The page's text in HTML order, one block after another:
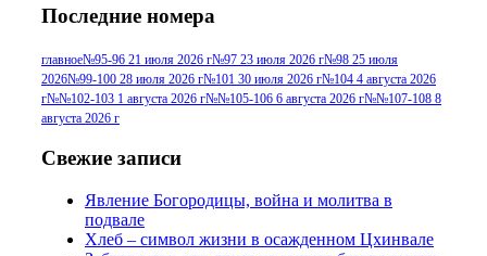
июля 2017 г(11)№96 9 августа 2012
г(13) №96 28 июля 2015 г(9) №96+97 3
июля 2014 г(10)№96+97 30 июля
2016 г(13)
июля 2017 г
2012 г
(15)
№97 30 июля 2015 г
(15)№98 1 августа 2015 г
Последние номера
главное№95-96 21 июля 2026 г№97 23 июля 2026 г№98 25 июля
2026№99-100 28 июля 2026 г№101 30 июля 2026 г№104 4 августа 2026
г№№102-103 1 августа 2026 г№№105-106 6 августа 2026 г№№107-108 8
августа 2026 г
Свежие записи
Явление Богородицы, война и молитва в
подвале
Хлеб – символ жизни в осажденном Цхинвале